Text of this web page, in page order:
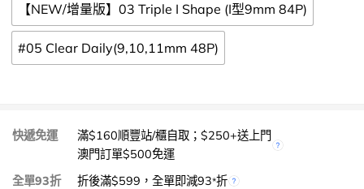
【NEW/增量版】03 Triple I Shape (I型9mm 84P)
#05 Clear Daily(9,10,11mm 48P)
快遞免運
滿$160順豐站/櫃自取；$250+送上門
澳門訂單$500免運
全單93折
折後滿$599，全單即減93*折